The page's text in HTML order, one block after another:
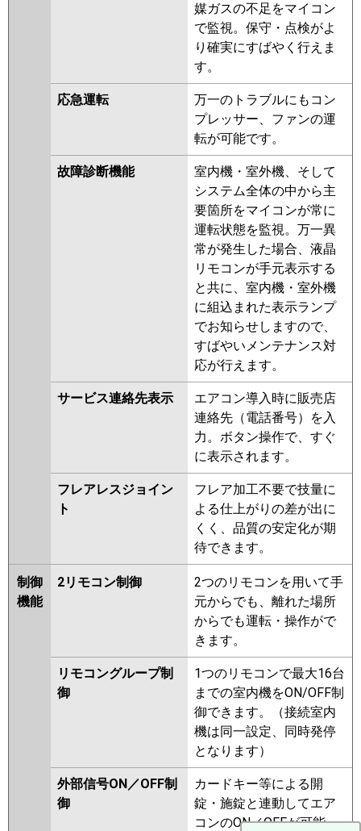
媒ガスの不足をマイコン
で監視。保守・点検がよ
り確実にすばやく行えま
す。
応急運転
万一のトラブルにもコン
プレッサー、ファンの運
転が可能です。
故障診断機能
室内機・室外機、そして
システム全体の中から主
要箇所をマイコンが常に
運転状態を監視。万一異
常が発生した場合、液晶
リモコンが手元表示する
と共に、室内機・室外機
に組込まれた表示ランプ
でお知らせしますので、
すばやいメンテナンス対
応が行えます。
サービス連絡先表示
エアコン導入時に販売店
連絡先（電話番号）を入
力。ボタン操作で、すぐ
に表示されます。
フレアレスジョイン
ト
フレア加工不要で技量に
よる仕上がりの差が出に
くく、品質の安定化が期
待できます。
制御
機能
2リモコン制御
2つのリモコンを用いて手
元からでも、離れた場所
からでも運転・操作がで
きます。
リモコングループ制
御
1つのリモコンで最大16台
までの室内機をON/OFF制
御できます。（接続室内
機は同一設定、同時発停
となります）
外部信号ON／OFF制
御
カードキー等による開
錠・施錠と連動してエア
コンのON／OFFが可能。